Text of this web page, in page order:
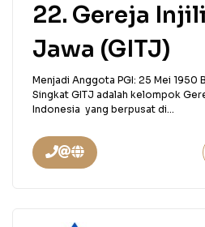
22. Gereja
Jawa (GITJ)
Menjadi Anggota PGI: 25 Mei
Singkat GITJ adalah kelompok
Indonesia yang berpusat di...